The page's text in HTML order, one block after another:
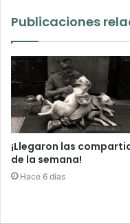
Publicaciones
¡Llegaron las
de la semana!
Hace 6 días